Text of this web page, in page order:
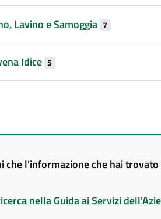
Lavino e Samoggia 7
Idice 5
che l'informazione che hai
nella Guida ai Servizi